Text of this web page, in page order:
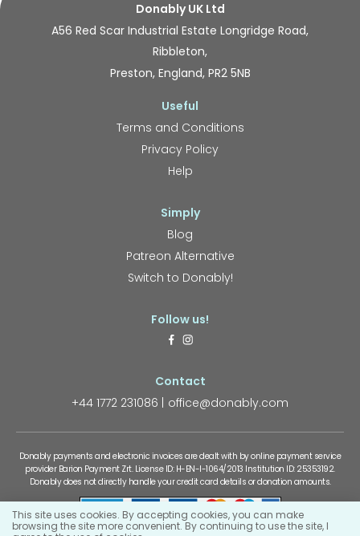
Donably UK Ltd
A56 Red Scar Industrial Estate Longridge Road,
Ribbleton,
Preston, England, PR2 5NB
Useful
Terms and Conditions
Privacy Policy
Help
Simply
Blog
Patreon Alternative
Switch to Donably!
Follow us!
Contact
+44 1772 231086
office@donably.com
Donably payments and electronic invoices are dealt with by online payment service
provider Barion Payment Zrt. License ID: H-EN-I-1064/2013 Institution ID: 25353192.
Donably does not directly handle your credit card details or donation amounts.
This site uses cookies. By accepting cookies, you can make
browsing the site more convenient. By continuing to use the site, I